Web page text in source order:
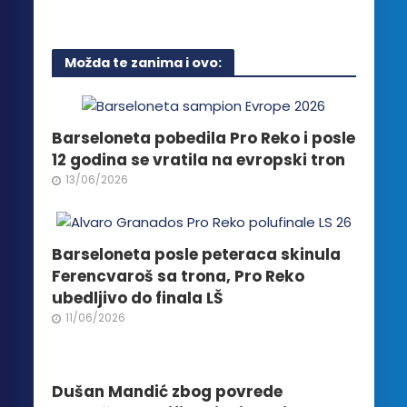
više
varijanti.
mogu
biti
izabrane
na
proizvoda.
Možda te zanima i ovo:
Barseloneta pobedila Pro Reko i posle
12 godina se vratila na evropski tron
13/06/2026
Barseloneta posle peteraca skinula
Ferencvaroš sa trona, Pro Reko
ubedljivo do finala LŠ
11/06/2026
Dušan Mandić zbog povrede